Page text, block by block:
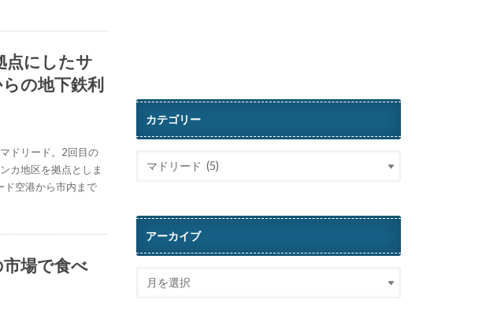
点にしたサ
の地下鉄利
ドリード。2回目の
カ地区を拠点としま
ド空港から市内まで
市場で食べ
カテゴリー
アーカイブ